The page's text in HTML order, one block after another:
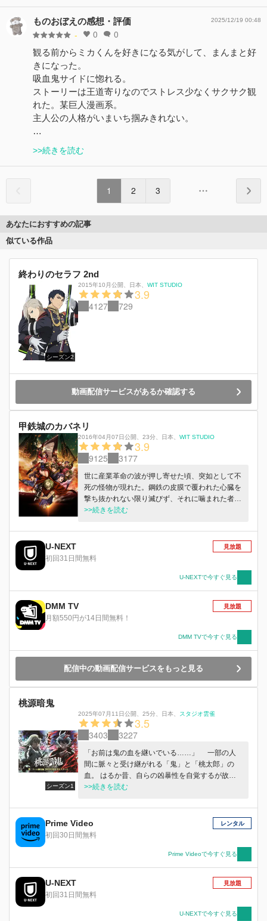
ものおぼえの感想・評価
- 0 0
2025/12/19 00:48
観る前からミカくんを好きになる気がして、まんまと好
きになった。
吸血鬼サイドに惚れる。
ストーリーは王道寄りなのでストレス少なくサクサク観
れた。某巨人漫画系。
主人公の人格がいまいち掴みきれない。
…
>>続きを読む
1 2 3
あなたにおすすめの記事
似ている作品
終わりのセラフ 2nd
シーズン2
2015年10月公開 日本 WIT STUDIO
3.9
4127 729
動画配信サービスがあるか確認する
甲鉄城のカバネリ
2016年04月07日公開 23分 日本 WIT STUDIO
3.9
9125 3177
世に産業革命の波が押し寄せた頃、突如として不
死の怪物が現れた。鋼鉄の皮膜で覆われた心臓を
撃ち抜かれない限り滅びず、それに噛まれた者も
死後蘇り、人を襲うという。怪物は「カバネ」と
に覆われる中、日ノ本の人々はカバネの脅威に対
抗すべく各地に「駅」と呼ばれる砦を築き、その
中に閉じ籠もることで生き延びていた。この駅の
城)のみだった。製鉄と蒸気機関の生産を行う顕
金駅に暮らす蒸気鍛冶の少年生駒(いこま)は、カ
バネを倒すために独自の武器「ツラヌキ筒」を開
発しながら、いつか自分の力を発揮できる時が来
るのを待ち望んでいた。そんなある日、駿城の一
つである甲鉄城が顕金駅にやってきた。生駒は甲
鉄城の整備の最中に不思議な少女、無名(むめい)
と出会う。そしてその夜、顕金駅にカバネの脅威
が押し寄せてきた！
>>続きを読む
U-NEXT
初回31日間無料
見放題
U-NEXTで今すぐ見る
DMM TV
月額550円が14日間無料！
見放題
DMM TVで今すぐ見る
配信中の動画配信サービスをもっと見る
桃源暗鬼
シーズン1
2025年07月11日公開 25分 日本 スタジオ雲雀
3.5
3403 3227
「お前は鬼の血を継いでいる……」 一部の人
間に脈々と受け継がれる「鬼」と「桃太郎」の
血。 はるか昔、自らの凶暴性を自覚するが故に
ひっそりと暮らしていた「鬼」だったが、 そこ
郎機関」「鬼機関」を組織し、抗争すること何千
年。 突然の“桃太郎”の襲撃で、自分が“鬼”だと知
る主人公・一ノ瀬四季。 自らの血に棲む“鬼”と出
ークヒーロー鬼譚、ここに開幕！
>>続きを読む
Prime Video
初回30日間無料
レンタル
Prime Videoで今すぐ見る
U-NEXT
初回31日間無料
見放題
U-NEXTで今すぐ見る